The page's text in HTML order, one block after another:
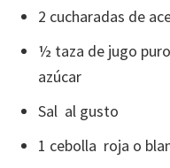
2 cucharadas de
½ taza de jugo
azúcar
Sal al gusto
1 cebolla roja o